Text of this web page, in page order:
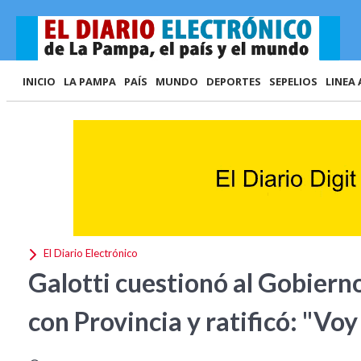
INICIO LA PAMPA PAÍS MUNDO DEPORTES SEPELIOS LINEA
El Diario Electrónico
Galotti cuestionó al
con Provincia y ratificó: